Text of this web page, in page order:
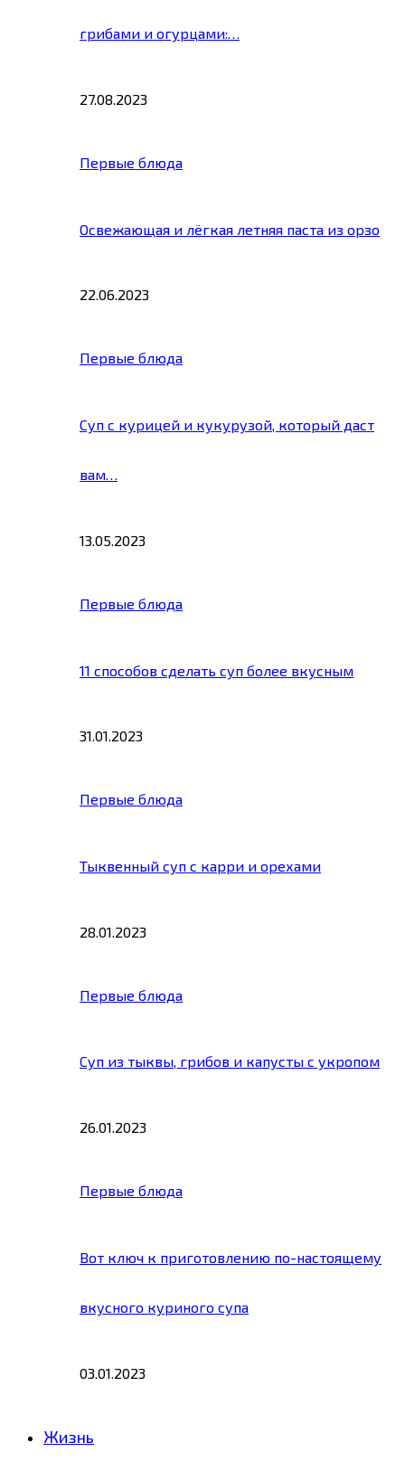
грибами и огурцами:…
27.08.2023
Первые блюда
Освежающая и лёгкая летняя паста из орзо
22.06.2023
Первые блюда
Суп с курицей и кукурузой, который даст
вам…
13.05.2023
Первые блюда
11 способов сделать суп более вкусным
31.01.2023
Первые блюда
Тыквенный суп с карри и орехами
28.01.2023
Первые блюда
Суп из тыквы, грибов и капусты с укропом
26.01.2023
Первые блюда
Вот ключ к приготовлению по-настоящему
вкусного куриного супа
03.01.2023
Жизнь